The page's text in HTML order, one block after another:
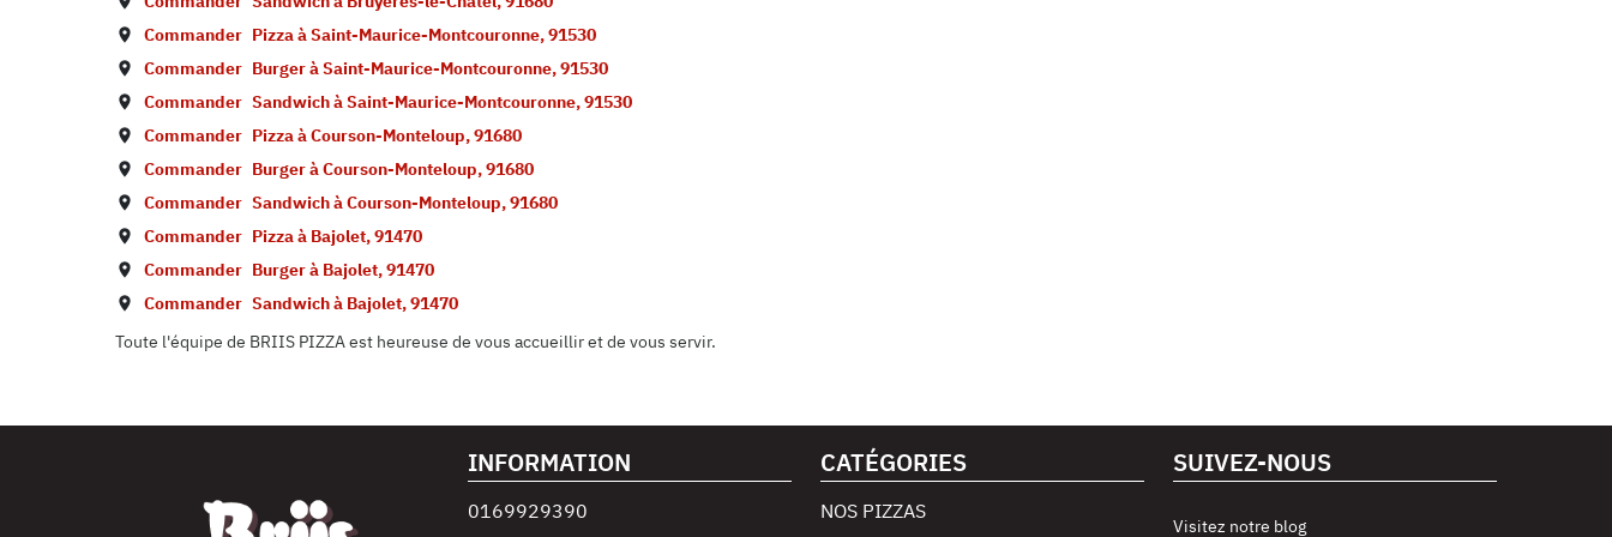
Commander Pizza àSaint-Maurice-Montcouronne,91530
Commander Burger àSaint-Maurice-Montcouronne,91530
Commander Sandwich àSaint-Maurice-Montcouronne,91530
Commander Pizza àCourson-Monteloup,91680
Commander Burger àCourson-Monteloup,91680
Commander Sandwich àCourson-Monteloup,91680
Commander Pizza à Bajolet,91470
Commander Burger à Bajolet,91470
Commander Sandwich à Bajolet,91470
Toute l'équipe de BRIIS PIZZA est heureuse de vous accueillir et de vous servir.
INFORMATION
0169929390
CATÉGORIES
NOS PIZZAS
SUIVEZ-NOUS
Visitez notre blog